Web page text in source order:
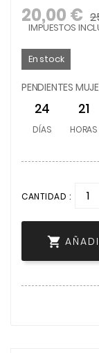
20,00 €
IMPUESTOS
En stock
PENDIENTES
24
DÍAS
21
HORAS
CANTIDAD :
